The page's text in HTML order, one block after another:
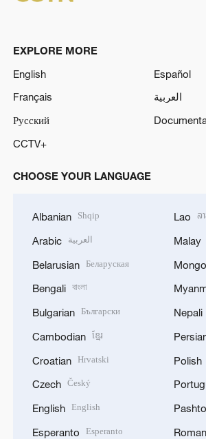
EXPLORE MORE
English
Español
Français
العربية
Русский
CCTV+
CHOOSE YOUR LANGUAGE
Albanian Shqip
Arabic العربية
Belarusian Беларуская
Bengali বাংলা
Bulgarian Български
Cambodian ខ្មែរ
Croatian Hrvatski
Czech Český
English English
Esperanto Esperanto
Lao ລ
Malay
Nepali
Polish
Pashto